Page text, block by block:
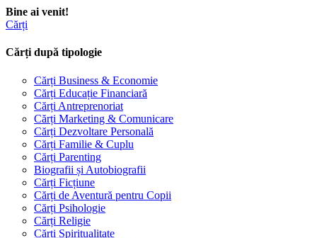
Bine ai venit!
Cărți
Cărți după tipologie
Cărți Business & Economie
Cărți Educație Financiară
Cărți Antreprenoriat
Cărți Marketing & Comunicare
Cărți Dezvoltare Personală
Cărți Familie & Cuplu
Cărți Parenting
Biografii și Autobiografii
Cărți Ficțiune
Cărți de Aventură pentru Copii
Cărți Psihologie
Cărți Religie
Cărți Spiritualitate